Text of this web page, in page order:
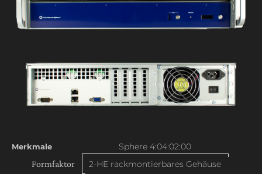
Merkmale Sphere 4:04:02:00
Formfaktor 2-HE rackmontierbares Gehäuse